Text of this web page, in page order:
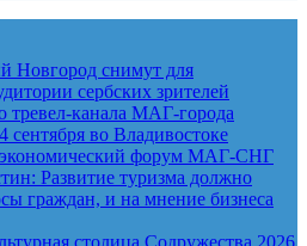
Новгород снимут для
сербских зрителей
тревел-канала МАГ-города
сентября во Владивостоке
форум МАГ-СНГ
Развитие туризма должно
граждан, и на мнение бизнеса
столица Содружества 2026